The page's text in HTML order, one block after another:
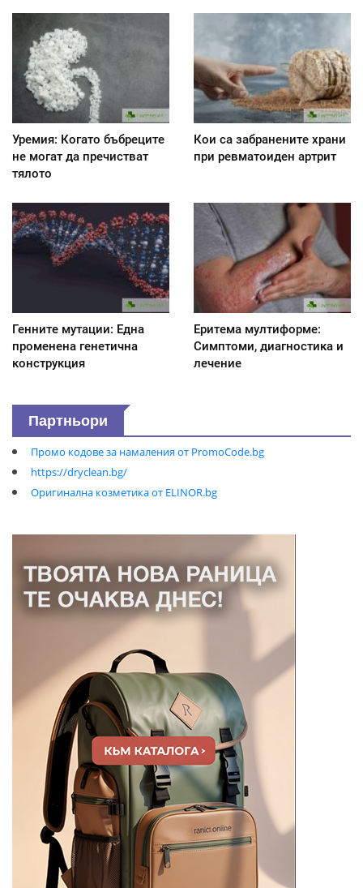
Уремия: Когато бъбреците
не могат да пречистват
тялото
Кои са забранените храни
при ревматоиден артрит
Генните мутации: Една
променена генетична
конструкция
Еритема мултиформе:
Симптоми, диагностика и
лечение
Партньори
Промо кодове за намаления от PromoCode.bg
https://dryclean.bg/
Оригинална козметика от ELINOR.bg